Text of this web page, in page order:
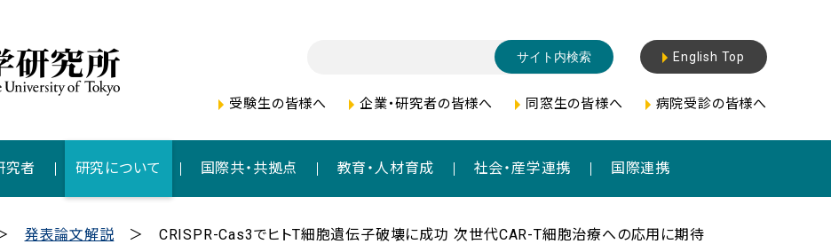
English Top
受験生の皆様へ 企業・研究者の皆様へ 同窓生の皆様へ 病院受診の皆様へ
究者 研究について 国際共・共拠点 教育・人材育成 社会・産学連携 国際連携
発表論文解説 CRISPR-Cas3でヒトT細胞遺伝子破壊に成功 ――次世代CAR-T細胞治療への応用に期待――